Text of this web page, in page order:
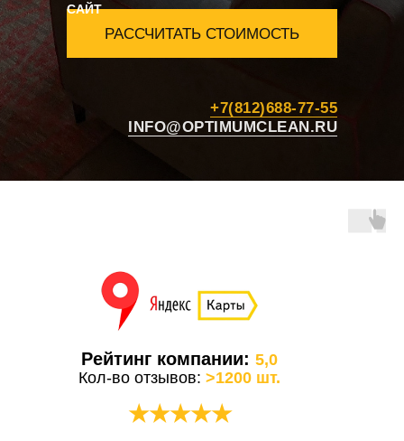
РАССЧИТАТЬ СТОИМОСТЬ
САЙТ
+7(812)688-77-55
INFO@OPTIMUMCLEAN.RU
Рейтинг компании:5,0
Кол-во отзывов:>1200 шт.
★★★★★